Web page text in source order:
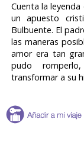
Cuenta la
un apuesto
Bulbuente. El
las maneras
amor era tan
pudo
transformar a su